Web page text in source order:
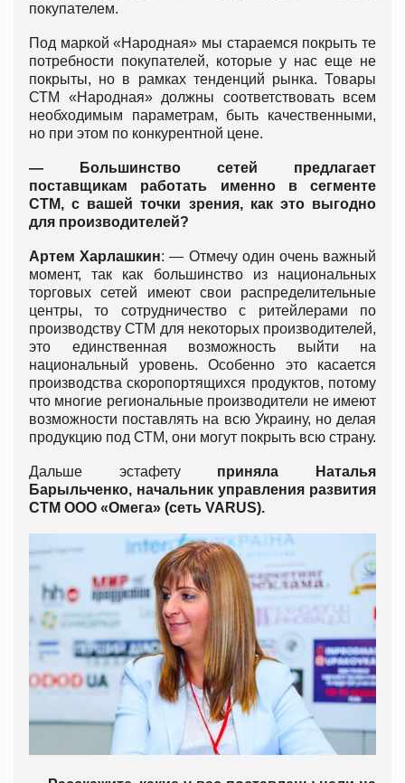
покупателем.
Под маркой «Народная» мы стараемся покрыть те
потребности покупателей, которые у нас еще не
покрыты, но в рамках тенденций рынка. Товары
СТМ «Народная» должны соответствовать всем
необходимым параметрам, быть качественными,
но при этом по конкурентной цене.
— Большинство сетей предлагает
поставщикам работать именно в сегменте
СТМ, с вашей точки зрения, как это выгодно
для производителей?
Артем Харлашкин: — Отмечу один очень важный
момент, так как большинство из национальных
торговых сетей имеют свои распределительные
центры, то сотрудничество с ритейлерами по
производству СТМ для некоторых производителей,
это единственная возможность выйти на
национальный уровень. Особенно это касается
производства скоропортящихся продуктов, потому
что многие региональные производители не имеют
возможности поставлять на всю Украину, но делая
продукцию под СТМ, они могут покрыть всю страну.
Дальше эстафету приняла Наталья
Барыльченко, начальник управления развития
СТМ ООО «Омега» (сеть VARUS).